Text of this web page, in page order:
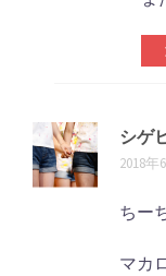
シゲ
2018年
ちー
マカ